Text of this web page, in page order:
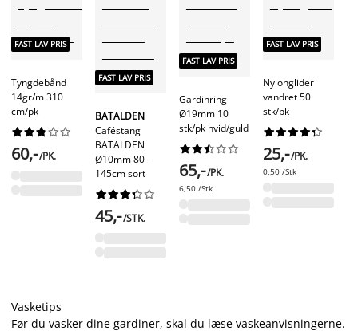
FAST LAV PRIS
Tyngdebånd
14gr/m 310
cm/pk






60,-/PK.
FAST LAV PRIS
BATALDEN
Caféstang
BATALDEN
Ø10mm 80-
145cm sort






45,-/STK.
FAST LAV PRIS
Gardinring
Ø19mm 10
stk/pk hvid/guld






65,-/PK.
6,50 /Stk
FAST LAV PRIS
Nylonglider
vandret 50
stk/pk






25,-/PK.
0,50 /Stk
Vasketips
Før du vasker dine gardiner, skal du læse vaskeanvisningerne.